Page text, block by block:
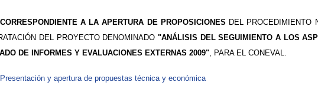
A LA APERTURA DE PROPOSICIONES DEL PROCEDIMIENTO
DEL PROYECTO DENOMINADO"ANÁLISIS DEL SEGUIMIENTO A LOS
DE INFORMES Y EVALUACIONES EXTERNAS 2009", PARA EL CONEVAL.
Presentación y apertura de propuestas técnica y económica